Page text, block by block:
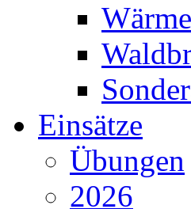
Einsätze
Übungen
2026